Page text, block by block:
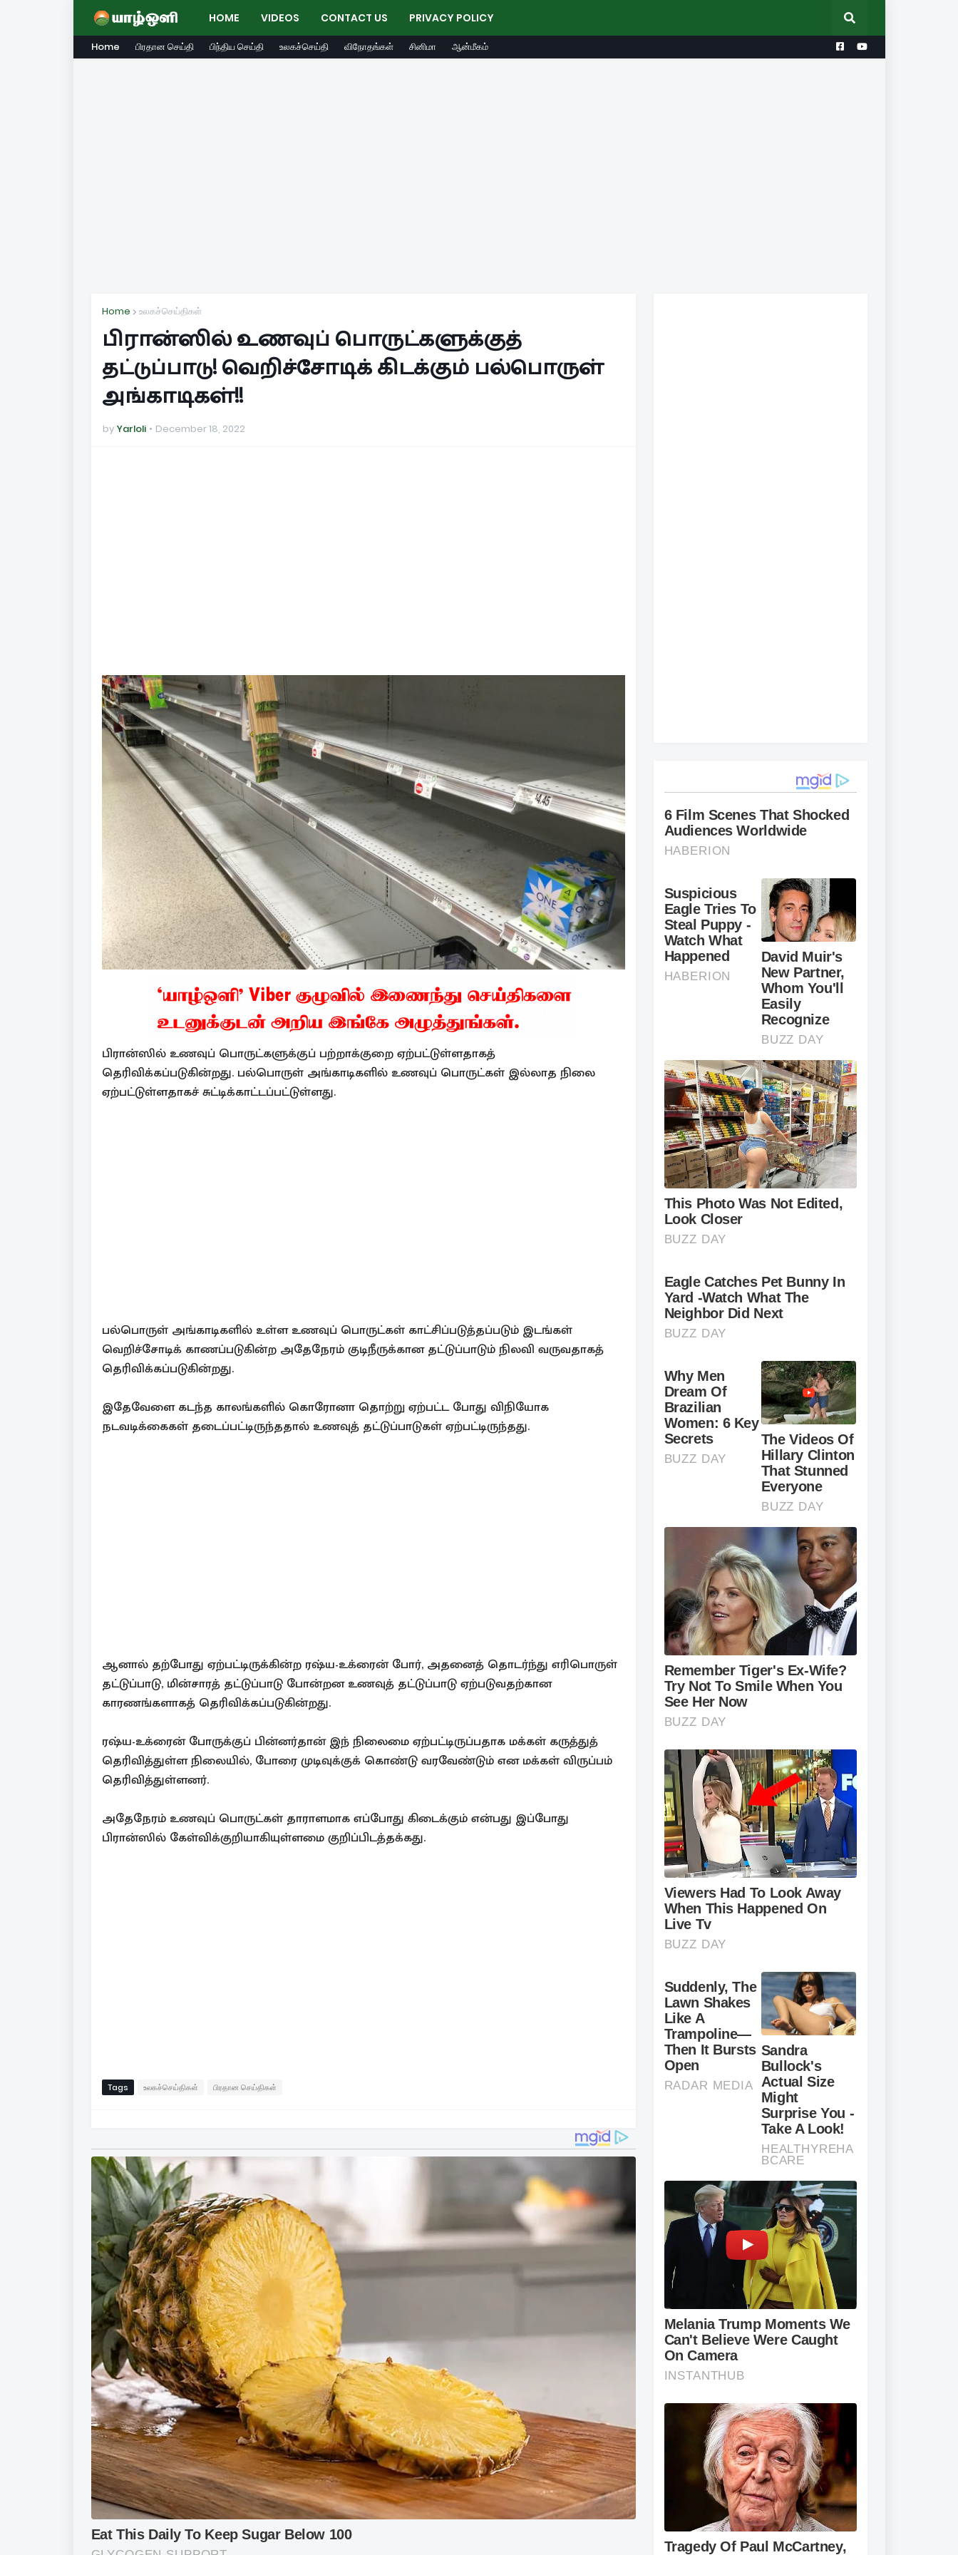
HOME VIDEOS CONTACT US PRIVACY POLICY
Home பிரதான செய்தி பிந்திய செய்தி உலகச்செய்தி விநோதங்கள் சினிமா ஆன்மீகம்
Home உலகச்செய்திகள்
பிரான்ஸில் உணவுப் பொருட்களுக்குத்
தட்டுப்பாடு! வெறிச்சோடிக் கிடக்கும் பல்பொருள்
அங்காடிகள்!!
by Yarloli December 18, 2022
பிரான்ஸில் உணவுப் பொருட்களுக்குப் பற்றாக்குறை ஏற்பட்டுள்ளதாகத்
தெரிவிக்கப்படுகின்றது. பல்பொருள் அங்காடிகளில் உணவுப் பொருட்கள் இல்லாத நிலை
ஏற்பட்டுள்ளதாகச் சுட்டிக்காட்டப்பட்டுள்ளது.
பல்பொருள் அங்காடிகளில் உள்ள உணவுப் பொருட்கள் காட்சிப்படுத்தப்படும் இடங்கள்
வெறிச்சோடிக் காணப்படுகின்ற அதேநேரம் குடிநீருக்கான தட்டுப்பாடும் நிலவி வருவதாகத்
தெரிவிக்கப்படுகின்றது.
இதேவேளை கடந்த காலங்களில் கொரோனா தொற்று ஏற்பட்ட போது விநியோக
நடவடிக்கைகள் தடைப்பட்டிருந்ததால் உணவுத் தட்டுப்பாடுகள் ஏற்பட்டிருந்தது.
ஆனால் தற்போது ஏற்பட்டிருக்கின்ற ரஷ்ய-உக்ரைன் போர், அதனைத் தொடர்ந்து எரிபொருள்
தட்டுப்பாடு, மின்சாரத் தட்டுப்பாடு போன்றன உணவுத் தட்டுப்பாடு ஏற்படுவதற்கான
காரணங்களாகத் தெரிவிக்கப்படுகின்றது.
ரஷ்ய-உக்ரைன் போருக்குப் பின்னர்தான் இந் நிலைமை ஏற்பட்டிருப்பதாக மக்கள் கருத்துத்
தெரிவித்துள்ள நிலையில், போரை முடிவுக்குக் கொண்டு வரவேண்டும் என மக்கள் விருப்பம்
தெரிவித்துள்ளனர்.
அதேநேரம் உணவுப் பொருட்கள் தாராளமாக எப்போது கிடைக்கும் என்பது இப்போது
பிரான்ஸில் கேள்விக்குறியாகியுள்ளமை குறிப்பிடத்தக்கது.
Tags உலகச்செய்திகள் பிரதான செய்திகள்